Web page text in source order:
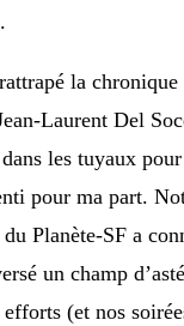
la chronique
Laurent Del
les tuyaux
pour ma part.
Planète-SF a
un champ
(et nos